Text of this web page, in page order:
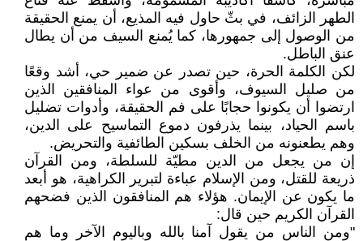
الطهر الزائف، في بثّ حاول فيه المذيع، أن يمنع الحقيقة
من الوصول إلى جمهورها، كما يُمنع السيف من أن يطال
عنق الباطل.
لكن الكلمة الحرة، حين تصدر عن ضمير حي، أشد وقعًا
من صليل السيوف، وأقوى من عواء المنافقين الذين
ارتضوا أن يكونوا حجابًا على فم الحقيقة، وأدوات تضليل
باسم الحياد، بينما يذرفون دموع التماسيح على الدين،
وهم يطعنونه من الخلف بسكين الطائفية والتحريض.
إن من يجعل من الدين مطيّة للسلطة، ومن القرآن
ذريعة للقتل، ومن الإسلام عباءة لتبرير الكراهية، هو أبعد
ما يكون عن الإيمان. هؤلاء هم المنافقون الذين فضحهم
القرآن الكريم حين قال:
"ومن الناس من يقول آمنا بالله وباليوم الآخر وما هم